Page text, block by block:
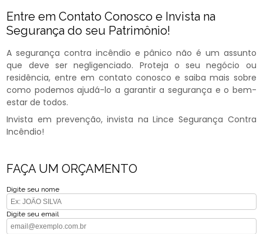
Entre em Contato Conosco e Invista na
Segurança do seu Patrimônio!
A segurança contra incêndio e pânico não é um assunto
que deve ser negligenciado. Proteja o seu negócio ou
residência, entre em contato conosco e saiba mais sobre
como podemos ajudá-lo a garantir a segurança e o bem-
estar de todos.
Invista em prevenção, invista na Lince Segurança Contra
Incêndio!
FAÇA UM ORÇAMENTO
Digite seu nome
Digite seu email